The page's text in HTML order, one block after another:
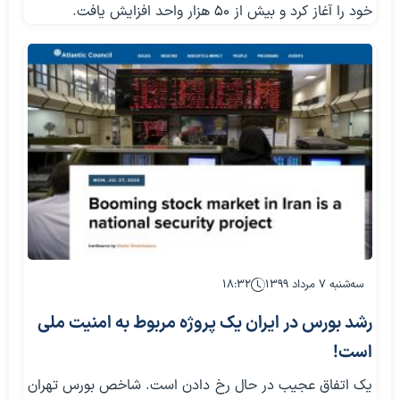
خود را آغاز کرد و بیش از ۵۰ هزار واحد افزایش یافت.
سه‌شنبه ۷ مرداد ۱۳۹۹ ۱۸:۳۲
رشد بورس در ایران یک پروژه مربوط به امنیت ملی
است!
یک اتفاق عجیب در حال رخ دادن است. شاخص بورس تهران